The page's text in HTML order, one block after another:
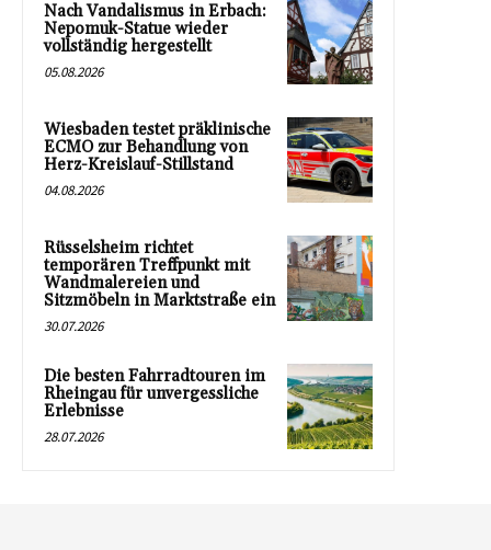
Nach Vandalismus in Erbach:
Nepomuk-Statue wieder
vollständig hergestellt
05.08.2026
Wiesbaden testet präklinische
ECMO zur Behandlung von
Herz-Kreislauf-Stillstand
04.08.2026
Rüsselsheim richtet
temporären Treffpunkt mit
Wandmalereien und
Sitzmöbeln in Marktstraße ein
30.07.2026
Die besten Fahrradtouren im
Rheingau für unvergessliche
Erlebnisse
28.07.2026